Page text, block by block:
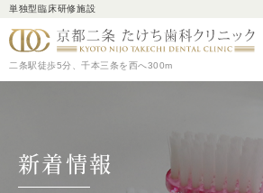
単独型臨床研修施設
二条駅徒歩5分、千本三条を西へ300m
新着情報